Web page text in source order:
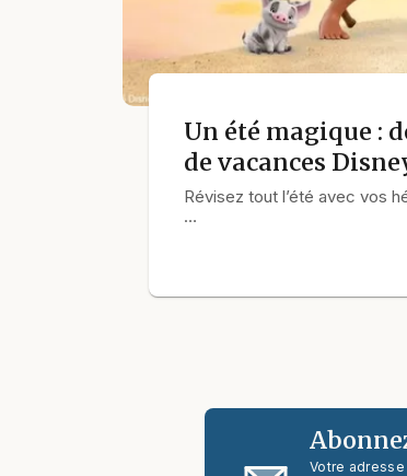
Un été magique :
de vacances
Révisez tout l’été avec vos
…
Votre